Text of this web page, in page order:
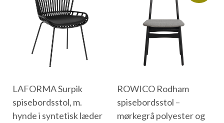
LAFORMA Surpik
spisebordsstol, m.
hynde i syntetisk læder
ROWICO Rodham
spisebordsstol –
mørkegrå polyester og